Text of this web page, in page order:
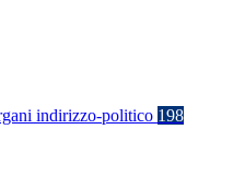
indirizzo-politico 198